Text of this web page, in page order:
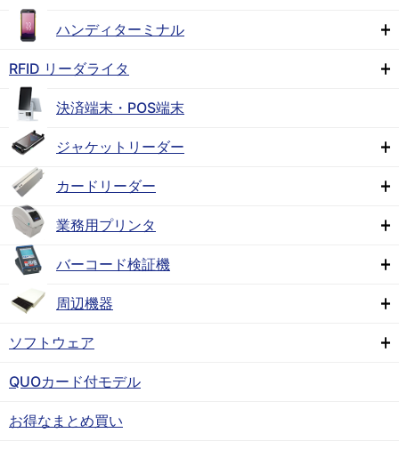
ハンディターミナル
RFID リーダライタ
決済端末・POS端末
ジャケットリーダー
カードリーダー
業務用プリンタ
バーコード検証機
周辺機器
ソフトウェア
QUOカード付モデル
お得なまとめ買い